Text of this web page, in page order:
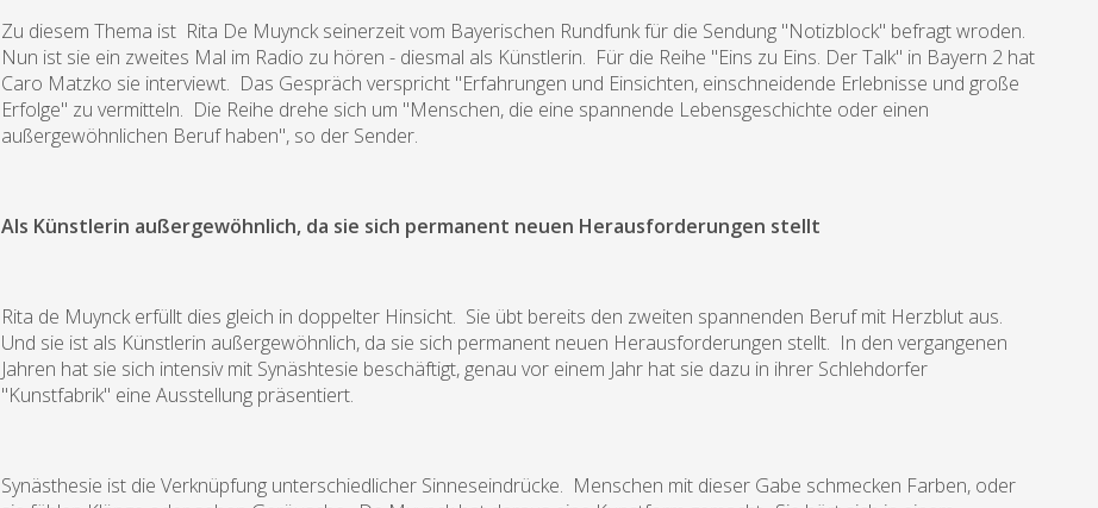
Zu diesem Thema ist Rita De Muynck seinerzeit vom Bayerischen Rundfunk für die Sendung "Notizblock" befragt wroden.
Nun ist sie ein zweites Mal im Radio zu hören - diesmal als Künstlerin. Für die Reihe "Eins zu Eins. Der Talk" in Bayern 2 hat
Caro Matzko sie interviewt. Das Gespräch verspricht "Erfahrungen und Einsichten, einschneidende Erlebnisse und große
Erfolge" zu vermitteln. Die Reihe drehe sich um "Menschen, die eine spannende Lebensgeschichte oder einen
außergewöhnlichen Beruf haben", so der Sender.
Als Künstlerin außergewöhnlich, da sie sich permanent neuen Herausforderungen stellt
Rita de Muynck erfüllt dies gleich in doppelter Hinsicht. Sie übt bereits den zweiten spannenden Beruf mit Herzblut aus.
Und sie ist als Künstlerin außergewöhnlich, da sie sich permanent neuen Herausforderungen stellt. In den vergangenen
Jahren hat sie sich intensiv mit Synäshtesie beschäftigt, genau vor einem Jahr hat sie dazu in ihrer Schlehdorfer
"Kunstfabrik" eine Ausstellung präsentiert.
Synästhesie ist die Verknüpfung unterschiedlicher Sinneseindrücke. Menschen mit dieser Gabe schmecken Farben, oder